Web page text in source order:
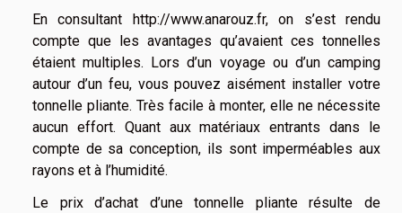
En consultant http://www.anarouz.fr, on s’est rendu
compte que les avantages qu’avaient ces tonnelles
étaient multiples. Lors d’un voyage ou d’un camping
autour d’un feu, vous pouvez aisément installer votre
tonnelle pliante. Très facile à monter, elle ne nécessite
aucun effort. Quant aux matériaux entrants dans le
compte de sa conception, ils sont imperméables aux
rayons et à l’humidité.
Le prix d’achat d’une tonnelle pliante résulte de